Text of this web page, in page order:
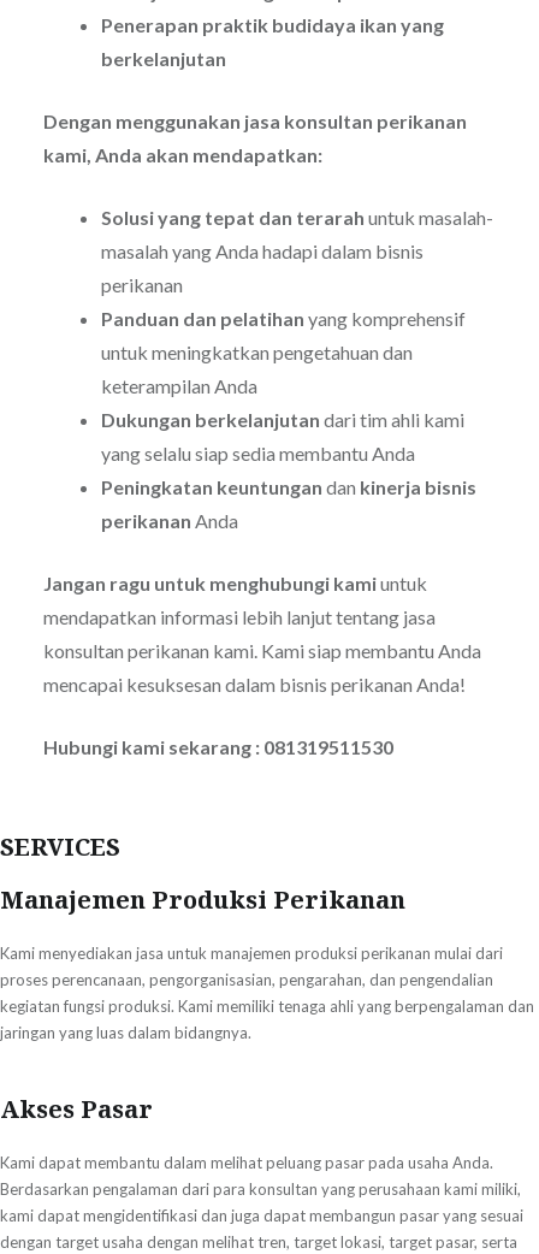
Penerapan praktik budidaya ikan yang
berkelanjutan
Dengan menggunakan jasa konsultan perikanan
kami, Anda akan mendapatkan:
Solusi yang tepat dan terarah untuk masalah-
masalah yang Anda hadapi dalam bisnis
perikanan
Panduan dan pelatihan yang komprehensif
untuk meningkatkan pengetahuan dan
keterampilan Anda
Dukungan berkelanjutan dari tim ahli kami
yang selalu siap sedia membantu Anda
Peningkatan keuntungan dan kinerja bisnis
perikanan Anda
Jangan ragu untuk menghubungi kamiuntuk
mendapatkan informasi lebih lanjut tentang jasa
konsultan perikanan kami. Kami siap membantu Anda
mencapai kesuksesan dalam bisnis perikanan Anda!
Hubungi kami sekarang : 081319511530
SERVICES
Manajemen Produksi Perikanan
Kami menyediakan jasa untuk manajemen produksi perikanan mulai dari
proses perencanaan, pengorganisasian, pengarahan, dan pengendalian
kegiatan fungsi produksi. Kami memiliki tenaga ahli yang berpengalaman dan
jaringan yang luas dalam bidangnya.
Akses Pasar
Kami dapat membantu dalam melihat peluang pasar pada usaha Anda.
Berdasarkan pengalaman dari para konsultan yang perusahaan kami miliki,
kami dapat mengidentifikasi dan juga dapat membangun pasar yang sesuai
dengan target usaha dengan melihat tren, target lokasi, target pasar, serta